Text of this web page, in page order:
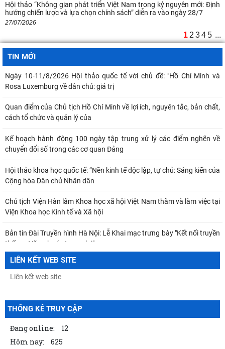
Hội thảo “Không gian phát triển Việt Nam trong kỷ nguyên mới: Định
hướng chiến lược và lựa chọn chính sách” diễn ra vào ngày 28/7
27/07/2026
1 2 345 ...
TIN MỚI
Ngày 10-11/8/2026 Hội thảo quốc tế với chủ đề: "Hồ Chí Minh và
Rosa Luxemburg về dân chủ: giá trị
Quan điểm của Chủ tịch Hồ Chí Minh về lợi ích, nguyên tắc, bản chất,
cách tổ chức và quản lý của
Kế hoạch hành động 100 ngày tập trung xử lý các điểm nghẽn về
chuyển đổi số trong các cơ quan Đảng
Hội thảo khoa học quốc tế: “Nền kinh tế độc lập, tự chủ: Sáng kiến của
Cộng hòa Dân chủ Nhân dân
Chủ tịch Viện Hàn lâm Khoa học xã hội Việt Nam thăm và làm việc tại
Viện Khoa học Kinh tế và Xã hội
Bản tin Đài Truyền hình Hà Nội: Lễ Khai mạc trưng bày "Kết nối truyền
thống - Vững bước tương lai"
Thông báo Kết luận của đồng chí Tổng Bí thư, Chủ tịch nước Tô Lâm
tại Phiên họp Ban Chỉ đạo Trung
TỪ QUAN NIỆM CỦA C.MÁC VỀ CÔNG BẰNG PHÂN PHỐI ĐẾN
NGUYÊN TẮC PHÂN PHỐI TRONG NỀN KINH TẾ THỊ TRƯỜNG
LIÊN KẾT WEB SITE
THỐNG KÊ TRUY CẬP
Đang online:
12
Hôm nay:
625